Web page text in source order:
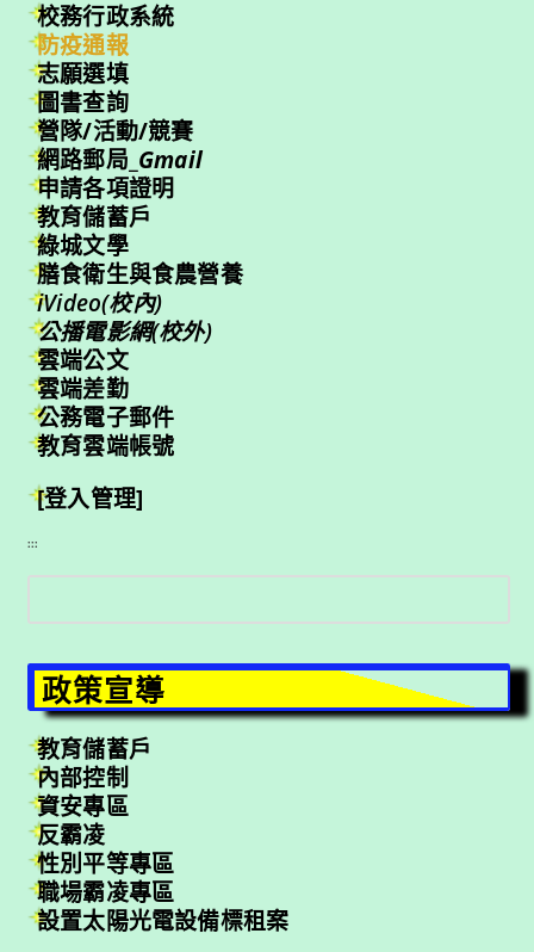
校務行政系統
防疫通報
志願選填
圖書查詢
營隊/活動/競賽
網路郵局_ Gmail
申請各項證明
教育儲蓄戶
綠城文學
膳食衛生與食農營養
iVideo(校內)
公播電影網(校外)
雲端公文
雲端差勤
公務電子郵件
教育雲端帳號
[登入管理]
:::
尋
政策宣導
教育儲蓄戶
內部控制
資安專區
反霸凌
性別平等專區
職場霸凌專區
設置太陽光電設備標租案